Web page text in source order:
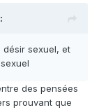
sexuel, et
des pensées
prouvant que